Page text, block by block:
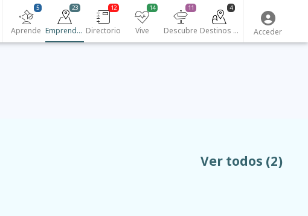
Aprende
5
Emprendedores
23
Directorio
12
Vive
14
Descubre
11
Destinos turísticos
4
Acceder
Ver todos (2)